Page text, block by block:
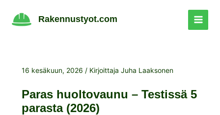
sisältöön
Rakennustyot.com
16 kesäkuun, 2026 / Kirjoittaja Juha Laaksonen
Paras huoltovaunu – Testissä 5
parasta (2026)